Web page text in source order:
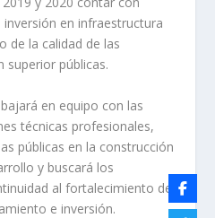
en infraestructura
de la calidad de las
superior públicas.
en equipo con las
técnicas profesionales,
públicas en la construcción
y buscará los
al fortalecimiento de
e inversión.